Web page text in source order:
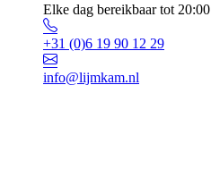
Elke dag bereikbaar tot 20:00
+31 (0)6 19 90 12 29
info@lijmkam.nl